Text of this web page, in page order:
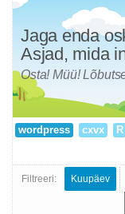
Jaga enda
Asjad, mida
Osta! Müü!
wordpress cxvx R
Filtreeri: Kuupäev